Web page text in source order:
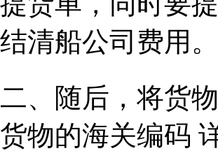
结清船公司费用。
二、随后，将货
货物的海关编码